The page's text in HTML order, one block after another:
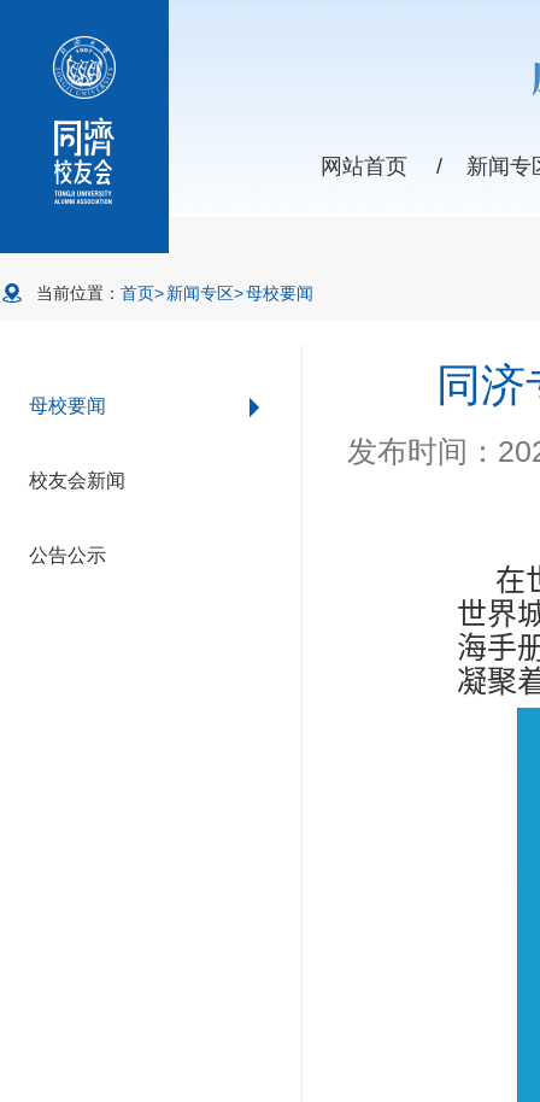
网站首页 / 新闻专
当前位置： 首页>新闻专区>母校要闻
母校要闻
校友会新闻
公告公示
同
发布时间：
在
世界
海手
凝聚